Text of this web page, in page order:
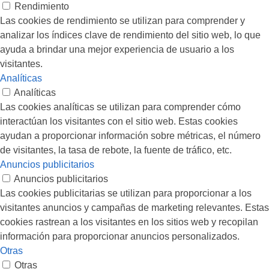
Rendimiento
Las cookies de rendimiento se utilizan para comprender y
analizar los índices clave de rendimiento del sitio web, lo que
ayuda a brindar una mejor experiencia de usuario a los
visitantes.
Analíticas
Analíticas
Las cookies analíticas se utilizan para comprender cómo
interactúan los visitantes con el sitio web. Estas cookies
ayudan a proporcionar información sobre métricas, el número
de visitantes, la tasa de rebote, la fuente de tráfico, etc.
Anuncios publicitarios
Anuncios publicitarios
Las cookies publicitarias se utilizan para proporcionar a los
visitantes anuncios y campañas de marketing relevantes. Estas
cookies rastrean a los visitantes en los sitios web y recopilan
información para proporcionar anuncios personalizados.
Otras
Otras